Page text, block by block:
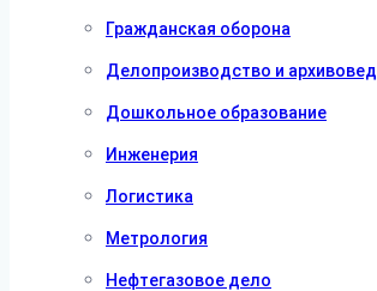
Гражданская оборона
Делопроизводство и
Дошкольное образование
Инженерия
Логистика
Метрология
Нефтегазовое дело